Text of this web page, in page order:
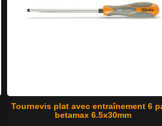
Tournevis plat avec entraînement 6
betamax 6.5x30mm